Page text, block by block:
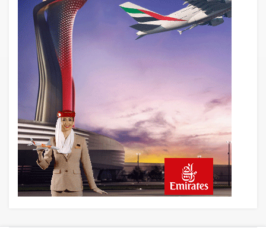
22 saat önce
Lufthansa ilk uçağını Starlink internetiyle
donattı
22 saat önce
Norwegian Uçağına Polis Müdahalesi
23 saat önce
British Airways A380 seferlerini yüzde
28 azaltıyor